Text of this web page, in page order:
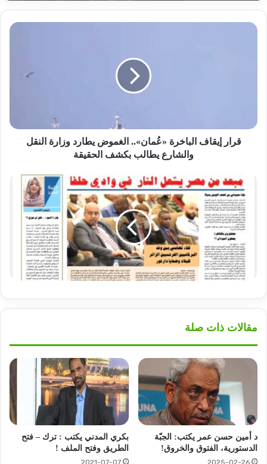
قرار
والشارع
يطالبقرار إيقاف الباخرة «عُمان».. الغموض يطارد وزارة النقل
والشارع يطالب بكشف الحقيقة
مقالات ذات صلة
د أمين حسن عمر يكتب: الجبّة
الدستورية، الفتوق والخروق!
2025-02-26
بكري المدني يكتب : ترك – فتح
الطريق وفتح الملف !
2021-07-07